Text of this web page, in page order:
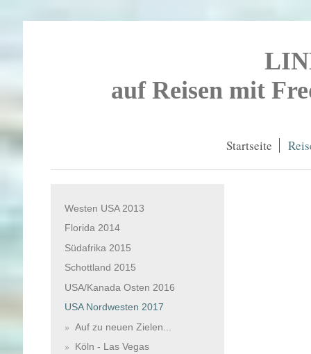
auf Reisen mit
Startseite
Westen USA 2013
Florida 2014
Südafrika 2015
Schottland 2015
USA/Kanada Osten 2016
USA Nordwesten 2017
Auf zu neuen Zielen...
Köln - Las Vegas